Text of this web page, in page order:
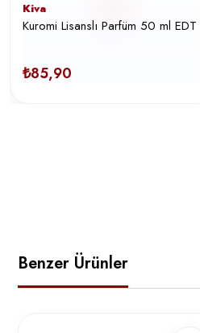
Kiva
Kuromi Lisanslı Parfüm 50 ml EDT
₺85,90
Benzer Ürünler